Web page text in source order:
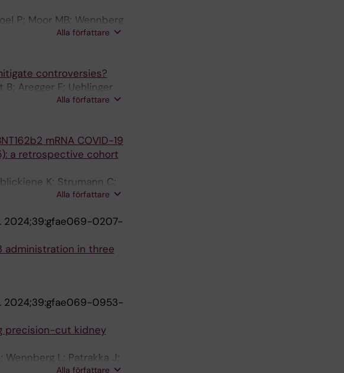
P; Moor MB; Wennberg
Alla författare
controversies?
Aregger F; Uehlinger
Alla författare
mRNA COVID-19
a retrospective cohort
K; Strumann C;
Alla författare
2024;39:gfae069-0207-
administration in three
2024;39:gfae069-0953-
precision-cut kidney
Wennberg L; Patrakka J;
Alla författare